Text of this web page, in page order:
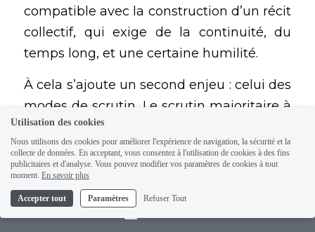
compatible avec la construction d’un récit
collectif, qui exige de la continuité, du
temps long, et une certaine humilité.
À cela s’ajoute un second enjeu : celui des
modes de scrutin. Le scrutin majoritaire à
deux tours, dans un paysage devenu
tripolaire, n’est plus opérant. Il produit des
récits de rupture qui ne résistent pas à
l’exercice du pouvoir, et empêche toute
logique de compromis. À l’inverse, un
Utilisation des cookies
Nous utilisons des cookies pour améliorer l'expérience de navigation, la sécurité et la
collecte de données. En acceptant, vous consentez à l'utilisation de cookies à des fins
publicitaires et d'analyse. Vous pouvez modifier vos paramètres de cookies à tout
moment. En savoir plus
Accepter tout Paramètres Refuser Tout